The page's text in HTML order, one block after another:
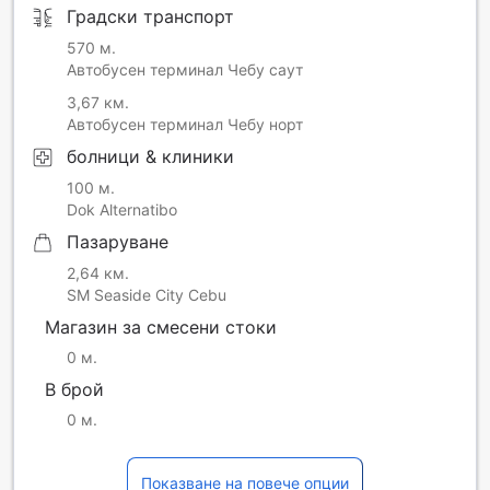
Градски транспорт
570 м.
Автобусен терминал Чебу саут
3,67 км.
Автобусен терминал Чебу норт
болници & клиники
100 м.
Dok Alternatibo
Пазаруване
2,64 км.
SM Seaside City Cebu
Магазин за смесени стоки
0 м.
В брой
0 м.
Показване на повече опции